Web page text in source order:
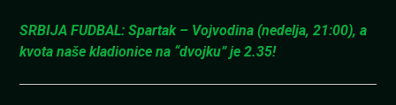
SRBIJA FUDBAL: Spartak – Vojvodina (nedelja, 21:00), a
kvota naše kladionice na “dvojku” je 2.35!